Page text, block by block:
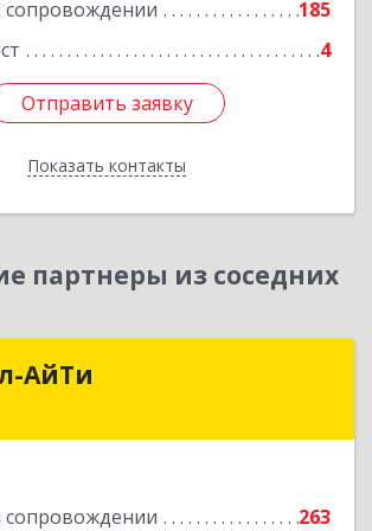
сопровождении
185
4
Отправить заявку
Показать контакты
Подробнее
Отправить заявку
Назад
партнеры из соседних
АйТи
сопровождении
263